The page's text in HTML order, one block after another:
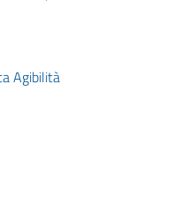
Agibilità